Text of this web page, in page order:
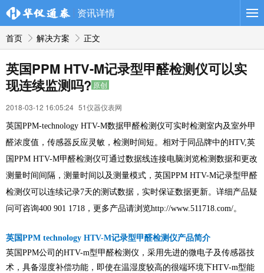
资讯详情
首页 解决方案 正文
英国PPM HTV-M记录型甲醛检测仪可以实
现连续监测吗? 原创
2018-03-12 16:05:24 51仪器仪表网
英国PPM-technology HTV-M数据甲醛检测仪可实时检测室内及室外甲
醛浓度值，传感器反应灵敏，检测时间短。相对于同品牌中的HTV,英
国PPM HTV-M甲醛检测仪可通过数据线连接电脑浏览检测数据和更改
测量时间间隔，测量时间以及测量模式，英国PPM HTV-M记录型甲醛
检测仪可以连续记录7天的测试数据，实时保证数据更新。详细产品疑
问可咨询400 901 1718，更多产品请浏览http://www.511718.com/。
英国PPM technology HTV-M记录型甲醛检测仪产品简介
英国PPM公司的HTV-m型甲醛检测仪，采用先进的微电子及传感器技
术，具备湿度补偿功能，即使在温湿度较高的很端环境下HTV-m型能